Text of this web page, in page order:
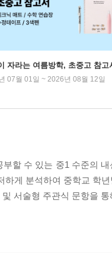
자라는 여름방학, 초중고 참고
07월 01일 ~ 2026년 08월 12일
할 수 있는 중1 수준의
게 분석하여 중학교 학
서술형 주관식 문항을